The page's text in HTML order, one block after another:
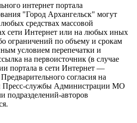
интернет портала
"Город Архангельск" могут
средствах массовой
сети Интернет или на любых иных
ограничений по объему и срокам
условием перепечатки и
на первоисточник (в случае
портала в сети Интернет —
согласия на
Пресс-службы Администрации МО
подразделений-авторов